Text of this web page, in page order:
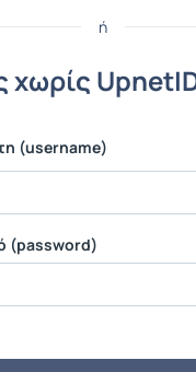
ή
χωρίς
(username)
(password)